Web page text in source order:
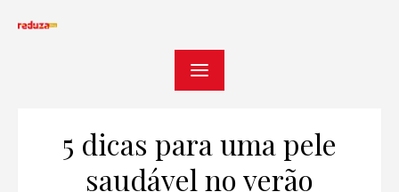
5 dicas para uma pele
saudável no verão